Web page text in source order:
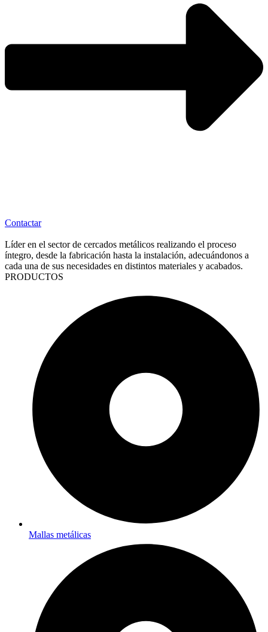
Contactar
Líder en el sector de cercados metálicos realizando el proceso
íntegro, desde la fabricación hasta la instalación, adecuándonos a
cada una de sus necesidades en distintos materiales y acabados.
PRODUCTOS
Mallas metálicas